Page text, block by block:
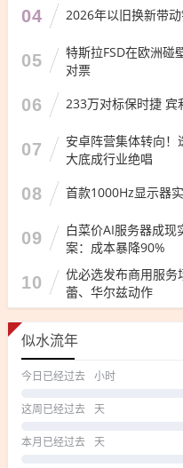
04 2026年以旧换新带
05
特斯拉FSD在欧洲碰
对票
06 233万对标保时捷 宾
07
安卓阵营集体转向
大底成行业绝唱
08 首款1000Hz显示器
09
白菜价AI服务器成
案：成本暴降90%
10
优必选发布商用服
蕾、华尔兹动作
似水流年
今日已经过去 小时
这周已经过去 天
本月已经过去 天